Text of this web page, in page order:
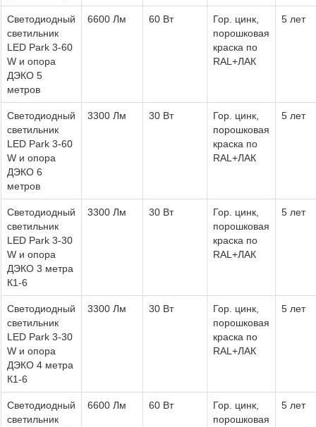
Светодиодный
светильник
LED Park 3-60
W и опора
ДЭКО 5
метров
6600 Лм 60 Вт
Гор. цинк,
порошковая
краска по
RAL+ЛАК
5 лет
Светодиодный
светильник
LED Park 3-60
W и опора
ДЭКО 6
метров
3300 Лм 30 Вт
Гор. цинк,
порошковая
краска по
RAL+ЛАК
5 лет
Светодиодный
светильник
LED Park 3-30
W и опора
ДЭКО 3 метра
К1-6
3300 Лм 30 Вт
Гор. цинк,
порошковая
краска по
RAL+ЛАК
5 лет
Светодиодный
светильник
LED Park 3-30
W и опора
ДЭКО 4 метра
К1-6
3300 Лм 30 Вт
Гор. цинк,
порошковая
краска по
RAL+ЛАК
5 лет
Светодиодный
светильник
6600 Лм 60 Вт
Гор. цинк,
порошковая
5 лет